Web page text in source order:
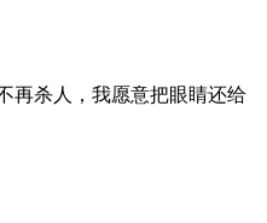
再杀人，我愿意把眼睛还给